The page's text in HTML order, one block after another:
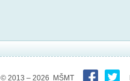
© 2013 – 2026 MŠMT